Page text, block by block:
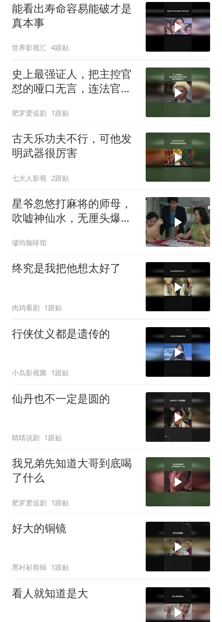
能看出寿命容易能破才是
真本事
世界影视汇 4跟贴
史上最强证人，把主控官
怼的哑口无言，连法官都
肥罗爱追剧 1跟贴
古天乐功夫不行，可他发
明武器很厉害
七大人影视 2跟贴
星爷忽悠打麻将的师母，
吹嘘神仙水，无厘头爆笑
缪尚咖啡馆
终究是我把他想太好了
肉鸡看剧 1跟贴
行侠仗义都是遗传的
小岛影视菌 1跟贴
仙丹也不一定是圆的
睛睛说剧 1跟贴
我兄弟先知道大哥到底喝
了什么
肥罗爱追剧 1跟贴
好大的铜镜
黑衬衫剪辑 1跟贴
看人就知道是大